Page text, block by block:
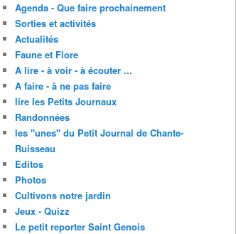
Agenda - Que faire prochainement
Sorties et activités
Actualités
Faune et Flore
A lire - à voir - à écouter ...
A faire - à ne pas faire
lire les Petits Journaux
Randonnées
les "unes" du Petit Journal de Chante-
Ruisseau
Editos
Photos
Cultivons notre jardin
Jeux - Quizz
Le petit reporter Saint Genois